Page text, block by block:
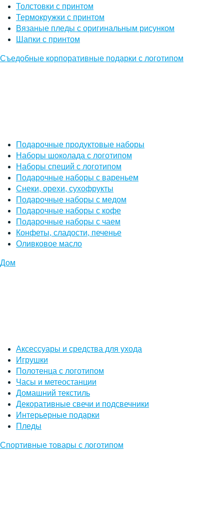
Толстовки с принтом
Термокружки с принтом
Вязаные пледы с оригинальным рисунком
Шапки с принтом
Съедобные корпоративные подарки с логотипом
Подарочные продуктовые наборы
Наборы шоколада с логотипом
Наборы специй с логотипом
Подарочные наборы с вареньем
Снеки, орехи, сухофрукты
Подарочные наборы с медом
Подарочные наборы с кофе
Подарочные наборы с чаем
Конфеты, сладости, печенье
Оливковое масло
Дом
Аксессуары и средства для ухода
Игрушки
Полотенца с логотипом
Часы и метеостанции
Домашний текстиль
Декоративные свечи и подсвечники
Интерьерные подарки
Пледы
Спортивные товары с логотипом